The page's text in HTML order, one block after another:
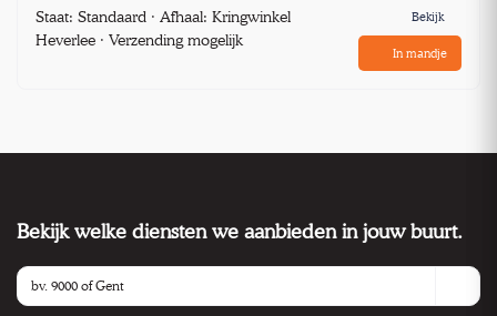
Staat: Standaard · Afhaal: Kringwinkel
Heverlee · Verzending mogelijk
Bekijk
In mandje
Bekijk welke diensten we aanbieden in jouw buurt.